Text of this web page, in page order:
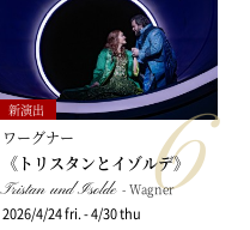
新演出 6
ワーグナー
《トリスタンとイゾルデ》
Tristan und Isolde - Wagner
2026/4/24 fri. - 4/30 thu